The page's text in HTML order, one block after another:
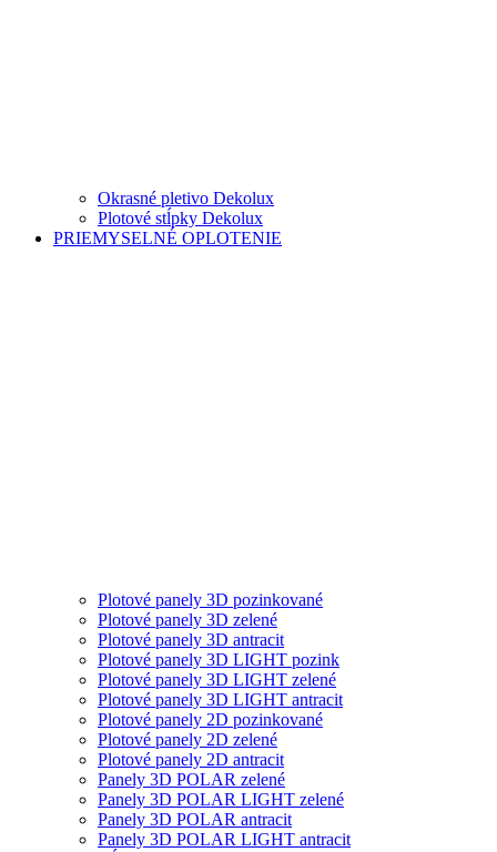
Okrasné pletivo Dekolux
Plotové stĺpky Dekolux
PRIEMYSELNÉ OPLOTENIE
Plotové panely 3D pozinkované
Plotové panely 3D zelené
Plotové panely 3D antracit
Plotové panely 3D LIGHT pozink
Plotové panely 3D LIGHT zelené
Plotové panely 3D LIGHT antracit
Plotové panely 2D pozinkované
Plotové panely 2D zelené
Plotové panely 2D antracit
Panely 3D POLAR zelené
Panely 3D POLAR LIGHT zelené
Panely 3D POLAR antracit
Panely 3D POLAR LIGHT antracit